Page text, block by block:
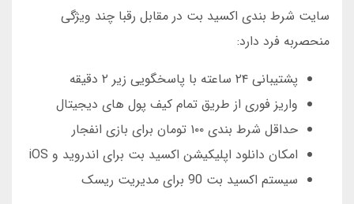
سایت شرط بندی اکسید بت در مقابل رقبا چند ویژگی
منحصربه فرد دارد:
پشتیبانی ۲۴ ساعته با پاسخگویی زیر ۲ دقیقه
واریز فوری از طریق تمام کیف پول های دیجیتال
حداقل شرط بندی ۱۰۰ تومان برای بازی انفجار
امکان دانلود اپلیکیشن اکسید بت برای اندروید و iOS
سیستم اکسید بت 90 برای مدیریت ریسک